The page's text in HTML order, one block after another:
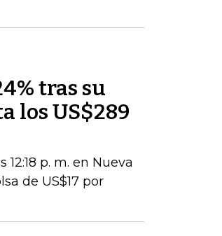
tras su
los US$289
p. m. en Nueva
de US$17 por